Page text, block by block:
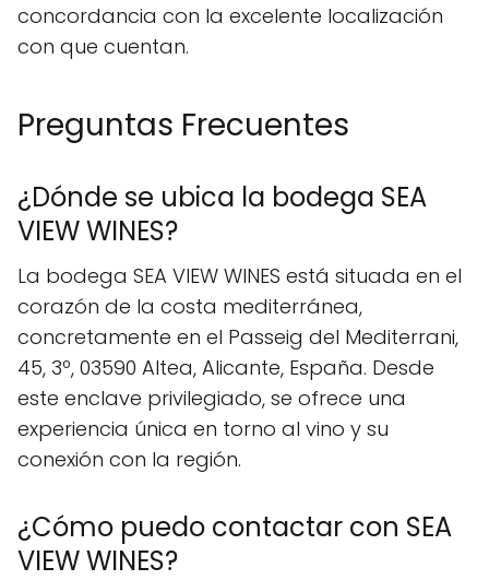
concordancia con la excelente localización
con que cuentan.
Preguntas Frecuentes
¿Dónde se ubica la bodega SEA
VIEW WINES?
La bodega SEA VIEW WINES está situada en el
corazón de la costa mediterránea,
concretamente en el Passeig del Mediterrani,
45, 3º, 03590 Altea, Alicante, España. Desde
este enclave privilegiado, se ofrece una
experiencia única en torno al vino y su
conexión con la región.
¿Cómo puedo contactar con SEA
VIEW WINES?